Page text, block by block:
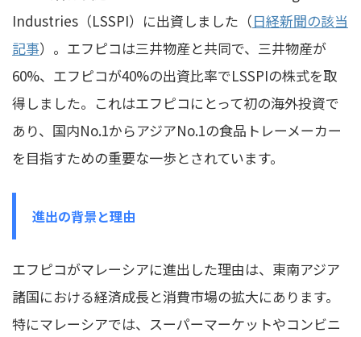
Industries（LSSPI）に出資しました（日経新聞の該当
記事）。エフピコは三井物産と共同で、三井物産が
60%、エフピコが40%の出資比率でLSSPIの株式を取
得しました。これはエフピコにとって初の海外投資で
あり、国内No.1からアジアNo.1の食品トレーメーカー
を目指すための重要な一歩とされています。
進出の背景と理由
エフピコがマレーシアに進出した理由は、東南アジア
諸国における経済成長と消費市場の拡大にあります。
特にマレーシアでは、スーパーマーケットやコンビニ